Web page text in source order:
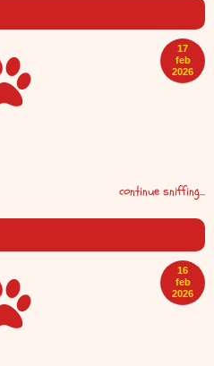
17
feb
2026
continue sniffing...
16
feb
2026